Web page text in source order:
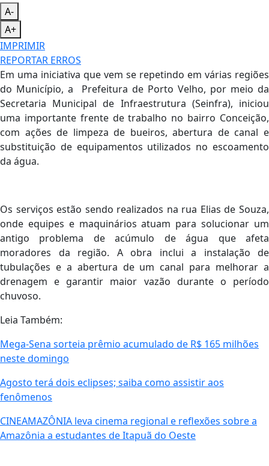
A-
A+
IMPRIMIR
REPORTAR ERROS
Em uma iniciativa que vem se repetindo em várias regiões
do Município, a Prefeitura de Porto Velho, por meio da
Secretaria Municipal de Infraestrutura (Seinfra), iniciou
uma importante frente de trabalho no bairro Conceição,
com ações de limpeza de bueiros, abertura de canal e
substituição de equipamentos utilizados no escoamento
da água.
Os serviços estão sendo realizados na rua Elias de Souza,
onde equipes e maquinários atuam para solucionar um
antigo problema de acúmulo de água que afeta
moradores da região. A obra inclui a instalação de
tubulações e a abertura de um canal para melhorar a
drenagem e garantir maior vazão durante o período
chuvoso.
Leia Também:
Mega-Sena sorteia prêmio acumulado de R$ 165 milhões
neste domingo
Agosto terá dois eclipses; saiba como assistir aos
fenômenos
CINEAMAZÔNIA leva cinema regional e reflexões sobre a
Amazônia a estudantes de Itapuã do Oeste